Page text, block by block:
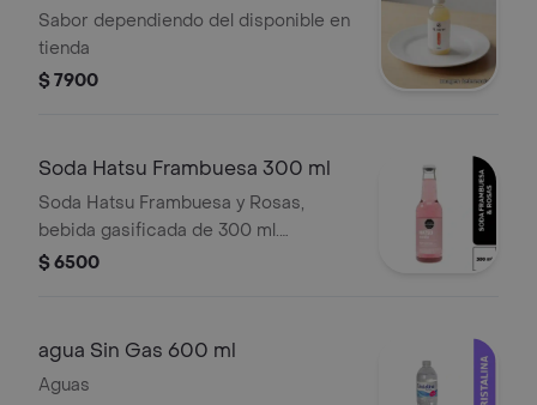
Sabor dependiendo del disponible en
tienda
$ 7900
Soda Hatsu Frambuesa 300 ml
Soda Hatsu Frambuesa y Rosas,
bebida gasificada de 300 ml.
Contiene edulcorantes.
$ 6500
agua Sin Gas 600 ml
Aguas